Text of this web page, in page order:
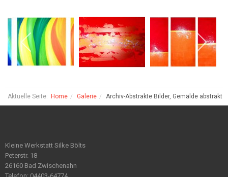
Aktuelle Seite: Home Galerie Archiv-Abstrakte Bilder, Gemälde abstrakt
Kleine Werkstatt Silke Bölts
Peterstr. 18
26160 Bad Zwischenahn